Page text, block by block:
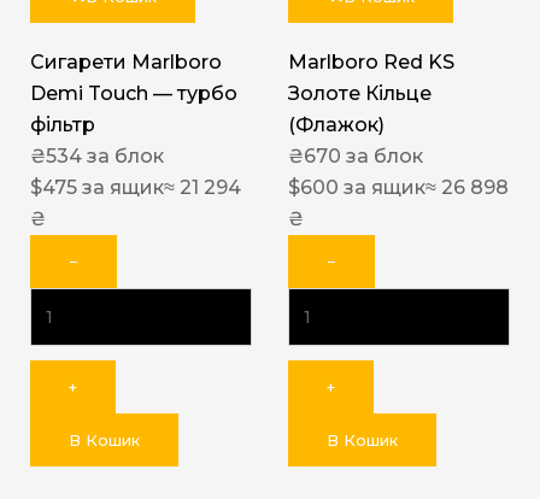
Сигарети Marlboro
Demi Touch — турбо
фільтр
₴534 за блок
$475 за ящик≈ 21 294
₴
−
+
В Кошик
Marlboro Red KS
Золоте Кільце
(Флажок)
₴670 за блок
$600 за ящик≈ 26 898
₴
−
+
В Кошик